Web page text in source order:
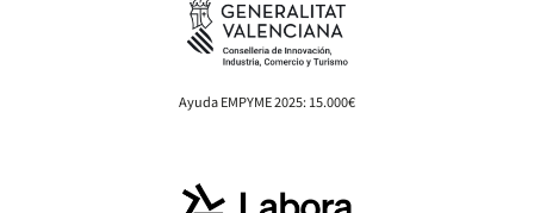
Ayuda EMPYME 2025: 15.000€